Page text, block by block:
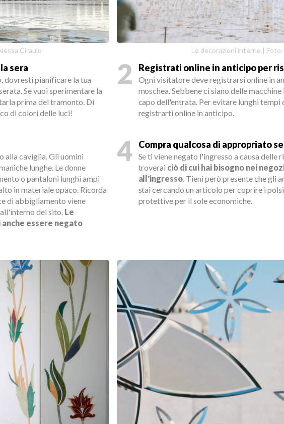
Ciraulo
sera
dovresti pianificare la tua
Se vuoi sperimentare la
prima del tramonto. Di
di colori delle luci!
Le decorazioni interne | Foto:
2 Registrati online in anticipo per
Ogni visitatore deve registrarsi online in
moschea. Sebbene ci siano delle
capo dell'entrata. Per evitare lunghi tempi
registrarti online in anticipo.
alla caviglia. Gli uomini
lunghe. Le donne
o pantaloni lunghi ampi
in materiale opaco. Ricorda
di abbigliamento viene
del sito. Le
essere negato
4 Compra qualcosa di appropriato
Se ti viene negato l'ingresso a causa
troverai ciò di cui hai bisogno nei
all'ingresso. Tieni però presente che gli
stai cercando un articolo per coprire i
protettive per il sole economiche.